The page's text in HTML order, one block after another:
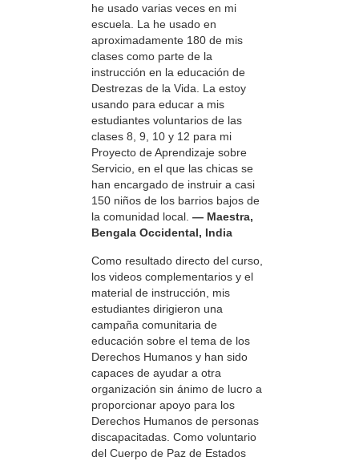
he usado varias veces en mi
escuela. La he usado en
aproximadamente 180 de mis
clases como parte de la
instrucción en la educación de
Destrezas de la Vida. La estoy
usando para educar a mis
estudiantes voluntarios de las
clases 8, 9, 10 y 12 para mi
Proyecto de Aprendizaje sobre
Servicio, en el que las chicas se
han encargado de instruir a casi
150 niños de los barrios bajos de
la comunidad local. — Maestra,
Bengala Occidental, India
Como resultado directo del curso,
los videos complementarios y el
material de instrucción, mis
estudiantes dirigieron una
campaña comunitaria de
educación sobre el tema de los
Derechos Humanos y han sido
capaces de ayudar a otra
organización sin ánimo de lucro a
proporcionar apoyo para los
Derechos Humanos de personas
discapacitadas. Como voluntario
del Cuerpo de Paz de Estados